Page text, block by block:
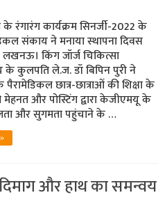
रंगारंग कार्यक्रम सिनर्जी-2022 के
संकाय ने मनाया स्‍थापना दिवस
किंग जॉर्ज चिकित्सा
के कुलपति ले.ज. डॉ बिपिन पुरी ने
छात्र-छात्राओं की शिक्षा के
मेहनत और पोस्टिंग द्वारा केजीएमयू के
और सुगमता पहुंचाने के …
और हाथ का समन्‍वय